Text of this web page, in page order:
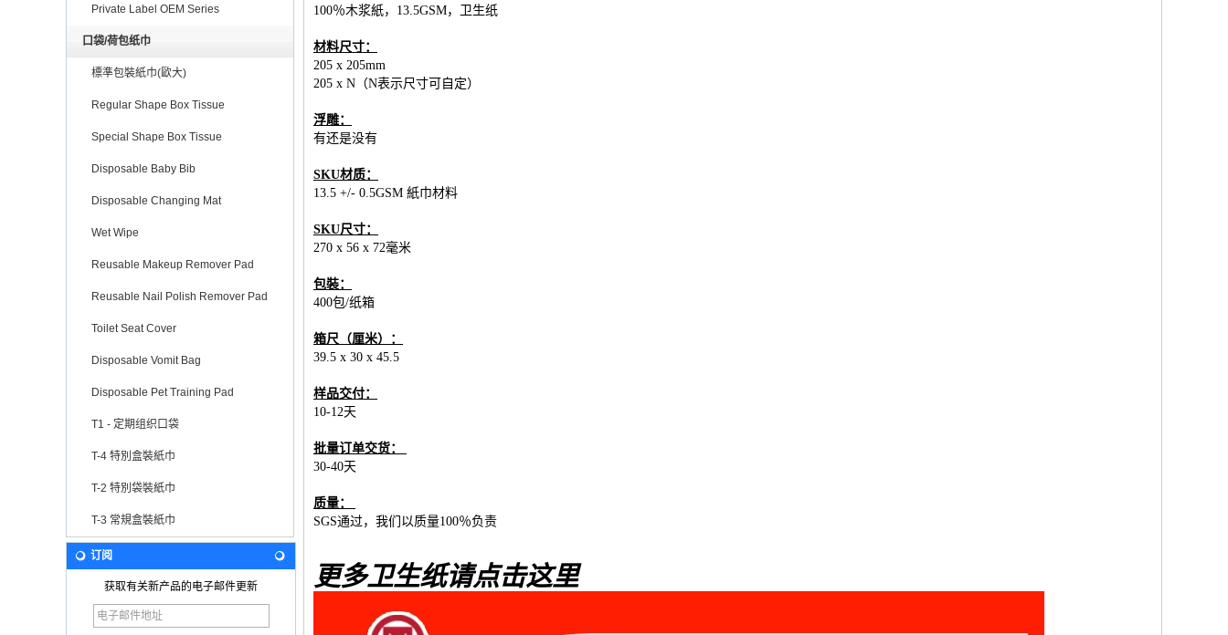
Private Label OEM Series
口袋/荷包纸巾
標準包裝紙巾(歐大)
Regular Shape Box Tissue
Special Shape Box Tissue
Disposable Baby Bib
Disposable Changing Mat
Wet Wipe
Reusable Makeup Remover Pad
Reusable Nail Polish Remover Pad
Toilet Seat Cover
Disposable Vomit Bag
Disposable Pet Training Pad
T1 - 定期组织口袋
T-4 特別盒裝紙巾
T-2 特別袋裝紙巾
T-3 常規盒裝紙巾
订阅
获取有关新产品的电子邮件更新
100％木浆紙，13.5GSM，卫生纸
材料尺寸：
205 x 205mm
205 x N（N表示尺寸可自定）
浮雕：
有还是没有
SKU材质：
13.5 +/- 0.5GSM 紙巾材料
SKU尺寸：
270 x 56 x 72毫米
包裝：
400包/纸箱
箱尺（厘米）：
39.5 x 30 x 45.5
样品交付：
10-12天
批量订单交货：
30-40天
质量：
SGS通过，我们以质量100％负责
更多卫生纸请点击这里